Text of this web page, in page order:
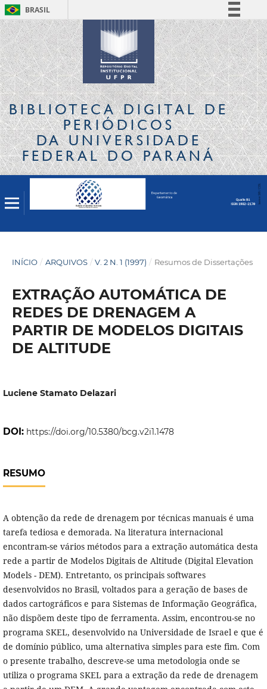
BRASIL
Simplifique!
Comunica BR
Participe
Acesso à informação
Legislação
Canais
BIBLIOTECA DIGITALDE
PERIÓDICOS
DA UNIVERSIDADE
FEDERAL DO PARANÁ
INÍCIO / ARQUIVOS / V. 2 N. 1 (1997) / Resumos de Dissertações
EXTRAÇÃO AUTOMÁTICA DE
REDES DE DRENAGEM A
PARTIR DE MODELOS DIGITAIS
DE ALTITUDE
Luciene Stamato Delazari
DOI: https://doi.org/10.5380/bcg.v2i1.1478
RESUMO
A obtenção da rede de drenagem por técnicas manuais é uma
tarefa tediosa e demorada. Na literatura internacional
encontram-se vários métodos para a extração automática desta
rede a partir de Modelos Digitais de Altitude (Digital Elevation
Models - DEM). Entretanto, os principais softwares
desenvolvidos no Brasil, voltados para a geração de bases de
dados cartográficos e para Sistemas de Informação Geográfica,
não dispõem deste tipo de ferramenta. Assim, encontrou-se no
programa SKEL, desenvolvido na Universidade de Israel e que é
de domínio público, uma alternativa simples para este fim. Com
o presente trabalho, descreve-se uma metodologia onde se
utiliza o programa SKEL para a extração da rede de drenagem